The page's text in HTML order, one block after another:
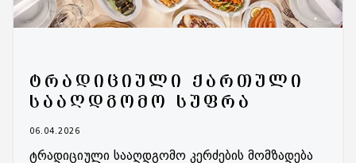
ᲢᲠᲐᲓᲘᲪᲘᲣᲚᲘ ᲥᲐᲠᲗᲣᲚᲘ
ᲡᲐᲐᲦᲓᲒᲝᲛᲝ ᲡᲣᲤᲠᲐ
06.04.2026
ტრადიციული სააღდგომო კერძების მომზადება